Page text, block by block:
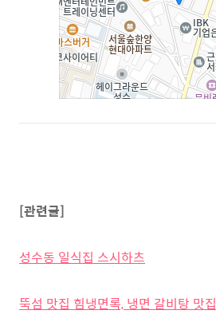
[관련글]
성수동 일식집 스시하츠
뚝섬 맛집 힘냉면록, 냉면 갈비탕 맛집